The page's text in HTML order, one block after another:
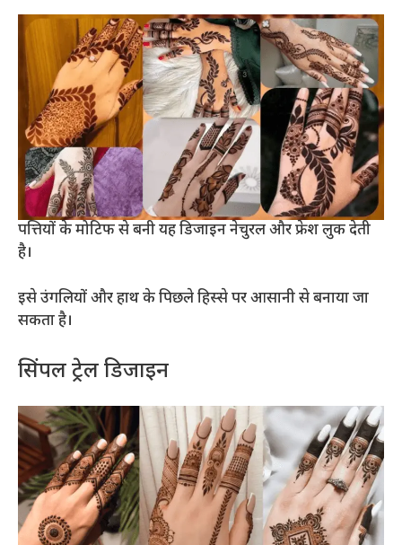
पत्तियों के मोटिफ से बनी यह डिजाइन नेचुरल और फ्रेश लुक देती
है।
इसे उंगलियों और हाथ के पिछले हिस्से पर आसानी से बनाया जा
सकता है।
सिंपल ट्रेल डिजाइन